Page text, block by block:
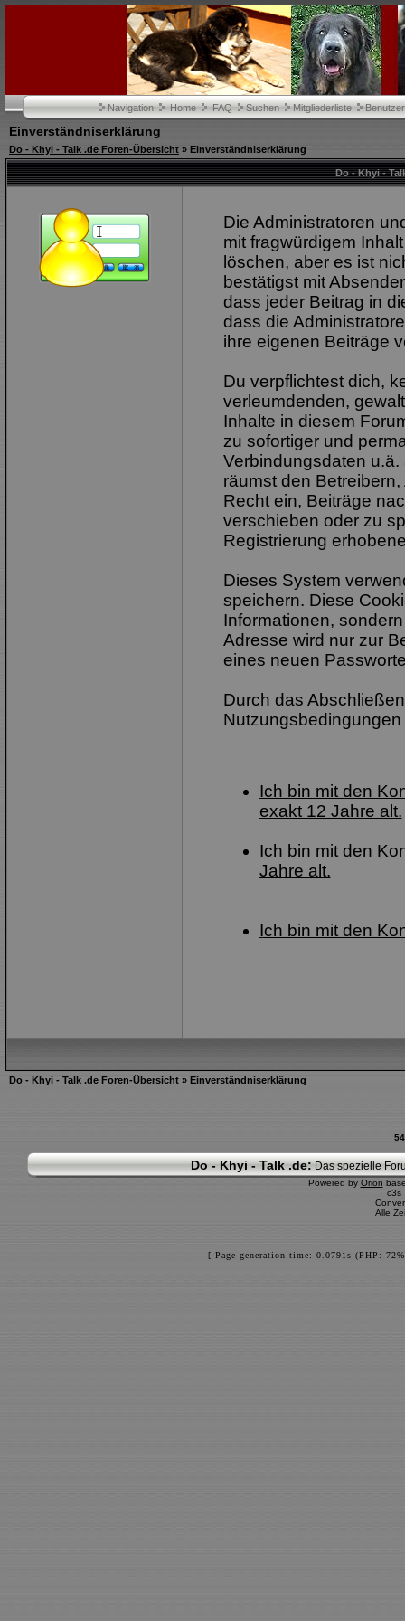
Navigation Home FAQ Suchen Mitgliederliste
Einverständniserklärung
Do - Khyi - Talk .de Foren-Übersicht » Einverständniserklärung
Do - Khyi -
Die Administratoren
mit fragwürdigem
löschen, aber es ist
bestätigst mit
dass jeder Beitrag in
dass die
ihre eigenen Beiträge
Du verpflichtest dich,
verleumdenden,
Inhalte in diesem
zu sofortiger und
Verbindungsdaten
räumst den
Recht ein, Beiträge
verschieben oder zu
Registrierung
Dieses System
speichern. Diese
Informationen,
Adresse wird nur zur
eines neuen
Durch das
Nutzungsbedingungen
Ich bin mit den
exakt 12 Jahre alt.
Ich bin mit den
Jahre alt.
Ich bin mit den
Do - Khyi - Talk .de Foren-Übersicht » Einverständniserklärung
Do - Khyi - Talk .de: Das spezielle
Powered by Orion
c3s
Alle
[ Page generation time: 0.0791s (PHP: